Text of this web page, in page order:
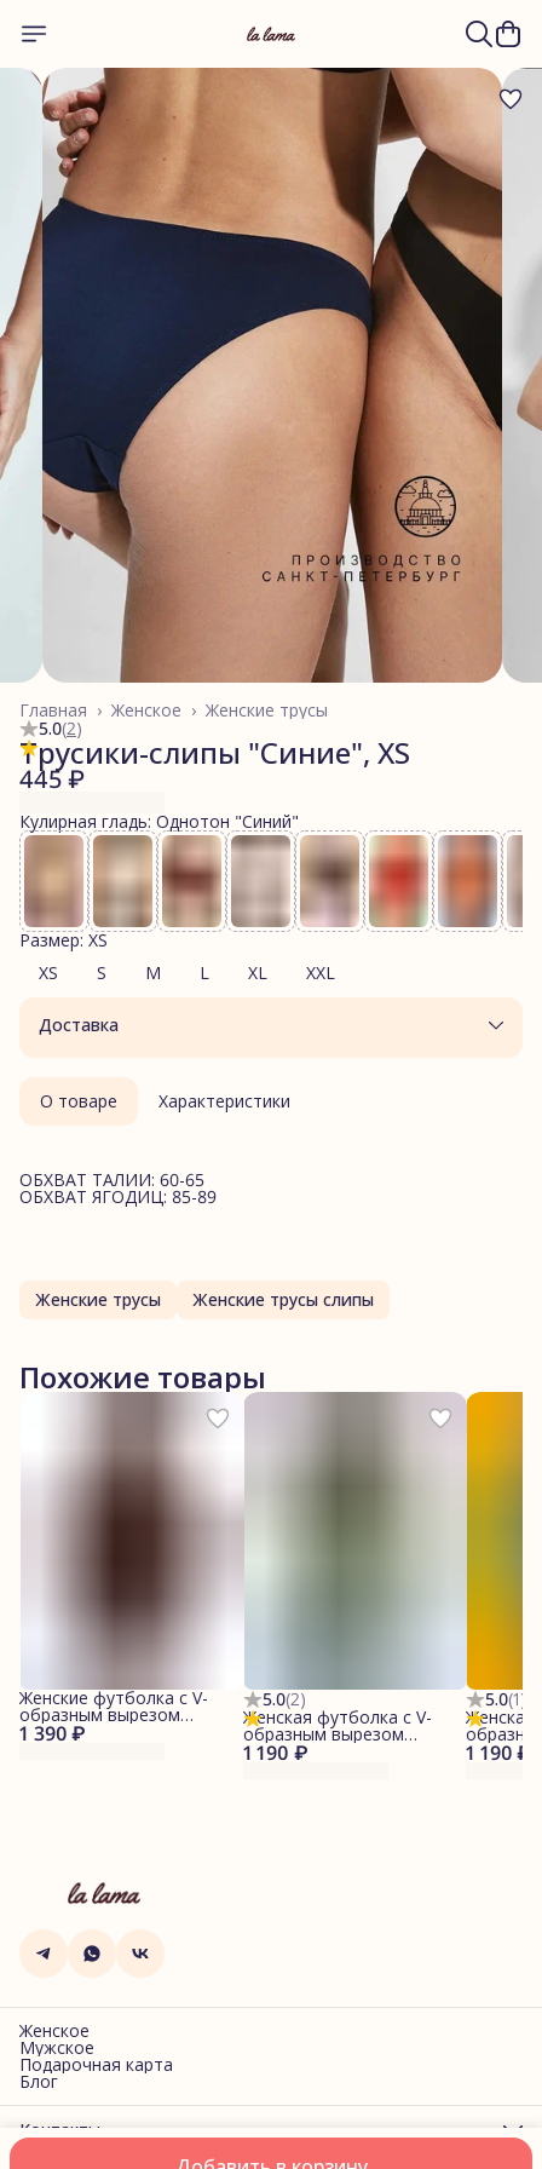
Женские трусы
Женское ›
Главная ›
5.0(2)
Трусики-слипы "Синие", XS
445 ₽
Кулирная гладь: Однотон "Синий"
Размер: XS
XS
S M L XL XXL
Доставка
О товаре Характеристики
ОБХВАТ ТАЛИИ: 60-65
ОБХВАТ ЯГОДИЦ: 85-89
Женские трусы Женские трусы слипы
Похожие товары
1 390 ₽
Женские футболка с V-
образным вырезом
"Шоколадная"
5.0(2)
1 190 ₽
Женская футболка с V-
образным вырезом
"Фисташковый"
5.0(1)
1 190 ₽
Женская
"Синяя"
Женское
Мужское
Подарочная карта
Блог
Контакты